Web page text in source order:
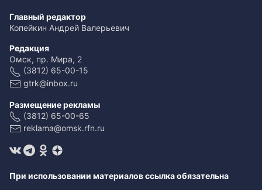
Главный редактор
Копейкин Андрей Валерьевич
Редакция
Омск, пр. Мира, 2
(3812) 65-00-15
gtrk@inbox.ru
Размещение рекламы
(3812) 65-00-65
reklama@omsk.rfn.ru
При использовании материалов ссылка обязательна